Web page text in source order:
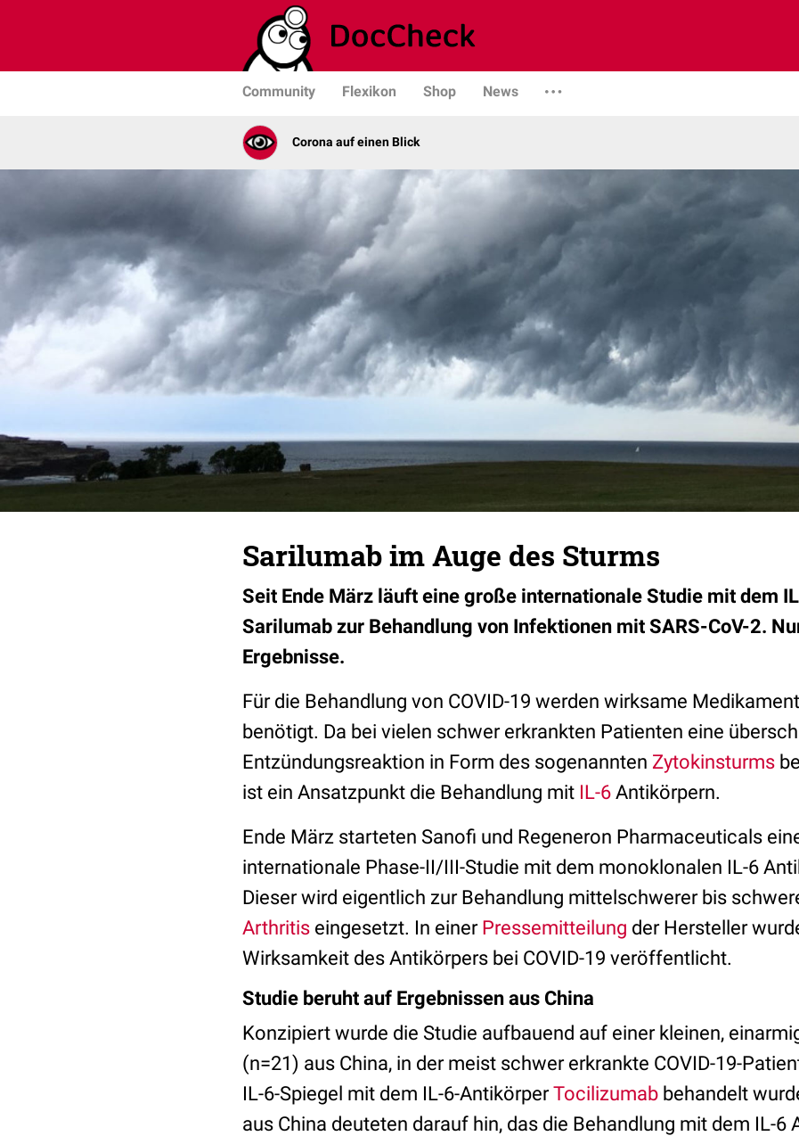
Community Flexikon Shop News
Corona auf einen Blick
Sarilumab im Auge des Sturms
Seit Ende März läuft eine große internationale Studie mit dem
Sarilumab zur Behandlung von Infektionen mit SARS-CoV-2.
Ergebnisse.
Für die Behandlung von COVID-19 werden wirksame
benötigt. Da bei vielen schwer erkrankten Patienten eine
Entzündungsreaktion in Form des sogenannten Zytokinsturms
ist ein Ansatzpunkt die Behandlung mit IL-6 Antikörpern.
Ende März starteten Sanofi und Regeneron Pharmaceuticals
internationale Phase-II/III-Studie mit dem monoklonalen IL-6
Dieser wird eigentlich zur Behandlung mittelschwerer bis
Arthritis eingesetzt. In einer Pressemitteilung der Hersteller
Wirksamkeit des Antikörpers bei COVID-19 veröffentlicht.
Studie beruht auf Ergebnissen aus China
Konzipiert wurde die Studie aufbauend auf einer kleinen,
(n=21) aus China, in der meist schwer erkrankte COVID-19-
IL-6-Spiegel mit dem IL-6-AntikörperTocilizumab behandelt
aus China deuteten darauf hin, das die Behandlung mit dem IL-6